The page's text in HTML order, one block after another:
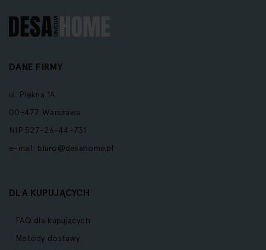
DANE FIRMY
ul. Piękna 1A
00-477 Warszawa
NIP:527-26-44-731
e-mail: biuro@desahome.pl
DLA KUPUJĄCYCH
FAQ dla kupujących
Metody dostawy